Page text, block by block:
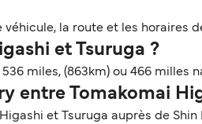
la route et les horaires
et Tsuruga ?
miles, (863km) ou 466 milles
entre Tomakomai
et Tsuruga auprès de